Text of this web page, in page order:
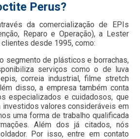
Perus?
da comercialização de EPIs
Reparo e Operação), a Lester
desde 1995, como:
segmento de plásticos e borrachas,
serviços como o de luva
correia industrial, filme stretch
disso, a empresa também conta
especializados e cuidadosos, que
investidos valores consideráveis em
uma forma de trabalho qualificada
Além dos já citados, nós
Por isso, entre em contato